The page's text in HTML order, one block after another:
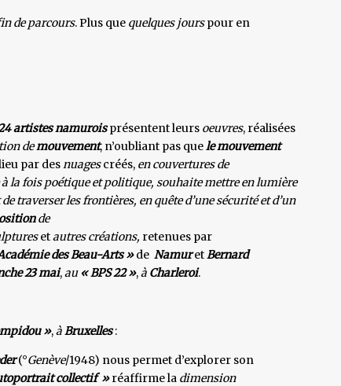
de parcours. Plus que quelques jourspour en
artistes namuroisprésentent leurs oeuvres, réalisées
demouvement, n’oubliant pas quele mouvement
par desnuagescréés, en couvertures de
à la fois poétique et politique, souhaite mettre en lumière
traverser les frontières, en quête d’une sécurité et d’un
de
etautres créations, retenues par
des Beau-Arts »de NamuretBernard
23 mai,au « BPS 22 »,à Charleroi.
»,àBruxelles:
(°Genève/1948) nous permet d’explorer son
collectif »réaffirme la dimension